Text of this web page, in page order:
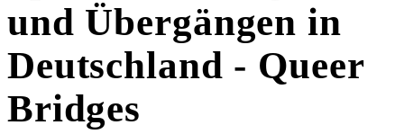
und Übergängen in
Deutschland - Queer
Bridges